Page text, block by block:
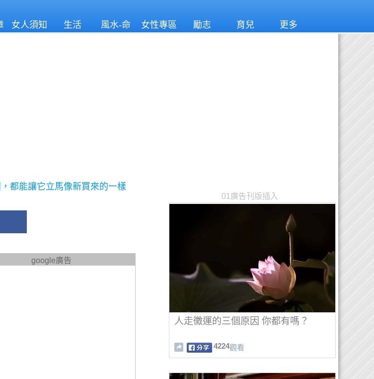
女人須知 生活
風水-命
女性專區 勵志 育兒 更多
都能讓它立馬像新買來的一樣
google廣告
01廣告刊版插入
人走黴運的三個原因 你都有嗎？
4224觀看